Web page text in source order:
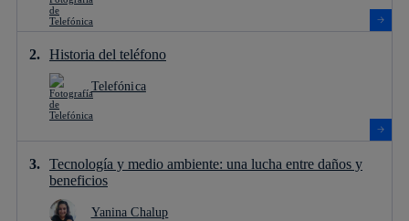
Historia del teléfono
Telefónica
Tecnología y medio ambiente: una lucha entre daños y
beneficios
Yanina Chalup